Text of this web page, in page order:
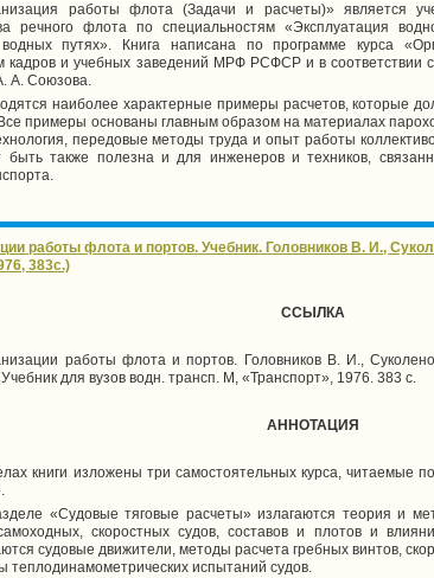
работы флота (Задачи и расчеты)» является
речного флота по специальностям «Эксплуатация
водных путях». Книга написана по программе курса
кадров и учебных заведений МРФ РСФСР и в соответствии с
А. Союзова.
наиболее характерные примеры расчетов, которые
Все примеры основаны главным образом на материалах
передовые методы труда и опыт работы
быть также полезна и для инженеров и техников,
работы флота и портов. Учебник. Головников В. И.,
383с.)
ССЫЛКА
работы флота и портов. Головников В. И.,
для вузов водн. трансп. М, «Транспорт», 1976. 383 с.
АННОТАЦИЯ
книги изложены три самостоятельных курса, читаемые
«Судовые тяговые расчеты» излагаются теория и
скоростных судов, составов и плотов и
судовые движители, методы расчета гребных винтов,
теплодинамометрических испытаний судов.